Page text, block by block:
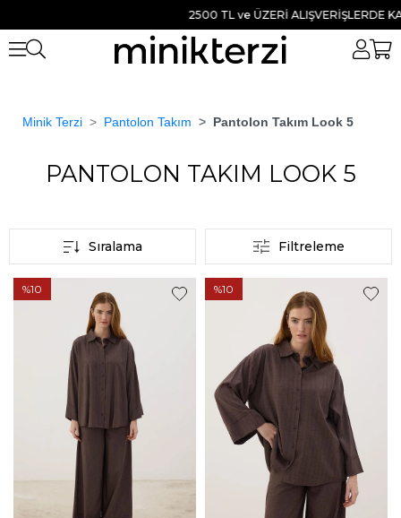
2500 TL ve ÜZERİ ALIŞVERİŞLERDE
Anasayfa PANTOLON TAKIM LOOK 5
Minik Terzi Pantolon Takım Pantolon Takım Look 5
PANTOLON TAKIM LOOK 5
Filtreleme
Sıralama
%10 %10